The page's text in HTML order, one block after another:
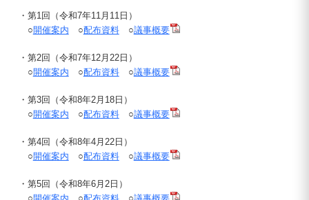
・第1回（令和7年11月11日）
○開催案内 ○配布資料○議事概要
・第2回（令和7年12月22日）
○開催案内 ○配布資料○議事概要
・第3回（令和8年2月18日）
○開催案内 ○配布資料○議事概要
・第4回（令和8年4月22日）
○開催案内 ○配布資料○議事概要
・第5回（令和8年6月2日）